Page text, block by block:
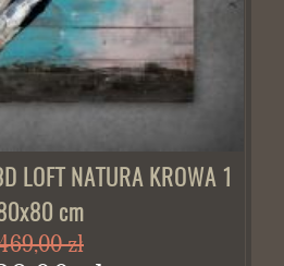
LOFT NATURA KROWA 1
cm
zł